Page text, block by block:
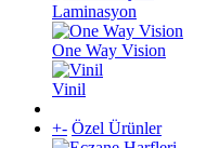
Laminasyon
One Way Vision
Vinil
+- Özel Ürünler